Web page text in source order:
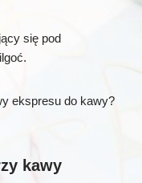
się pod
ekspresu do kawy?
kawy